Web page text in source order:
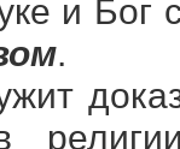
и Бог
.
в